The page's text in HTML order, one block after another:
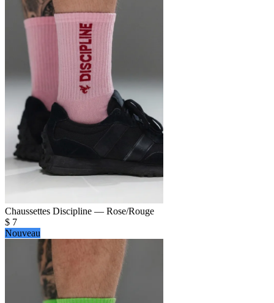
Chaussettes Discipline — Rose/Rouge
$ 7
Nouveau